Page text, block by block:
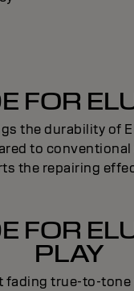
FOR
the durability of
to
the repairing
FOR
PLAY
fading true-to-tone